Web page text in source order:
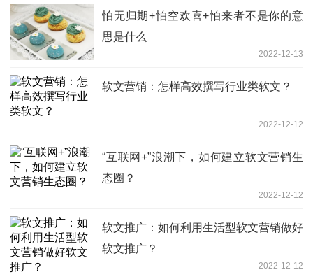
怕无归期+怕空欢喜+怕来者不是你的意
思是什么
2022-12-13
软文营销：怎样高效撰写行业类软文？
2022-12-12
“互联网+”浪潮下，如何建立软文营销生
态圈？
2022-12-12
软文推广：如何利用生活型软文营销做好
软文推广？
2022-12-12